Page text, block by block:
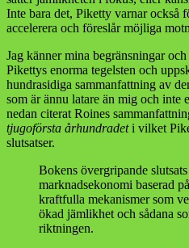
Inte bara det, Piketty varnar också
accelerera och föreslår möjliga
Jag känner mina begränsningar
Pikettys enorma tegelsten och
hundrasidiga sammanfattning av
som är ännu latare än mig och inte
nedan citerat Roines
tjugoförsta århundradeti vilket
slutsatser.
Bokens övergripande
marknadsekonomi baserad
kraftfulla mekanismer som
ökad jämlikhet och sådana
riktningen.